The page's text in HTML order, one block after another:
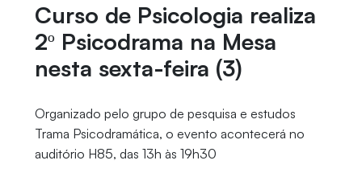
Curso de Psicologia realiza
2º Psicodrama na Mesa
nesta sexta-feira (3)
Organizado pelo grupo de pesquisa e estudos
Trama Psicodramática, o evento acontecerá no
auditório H85, das 13h às 19h30